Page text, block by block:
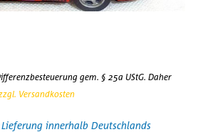
gem. § 25a UStG. Daher
Versandkosten
innerhalb Deutschlands